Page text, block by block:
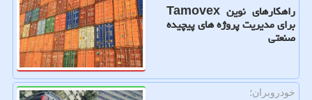
راهکارهای نوین Tamovex
برای مدیریت پروژه های پیچیده
صنعتی
خودروبران؛